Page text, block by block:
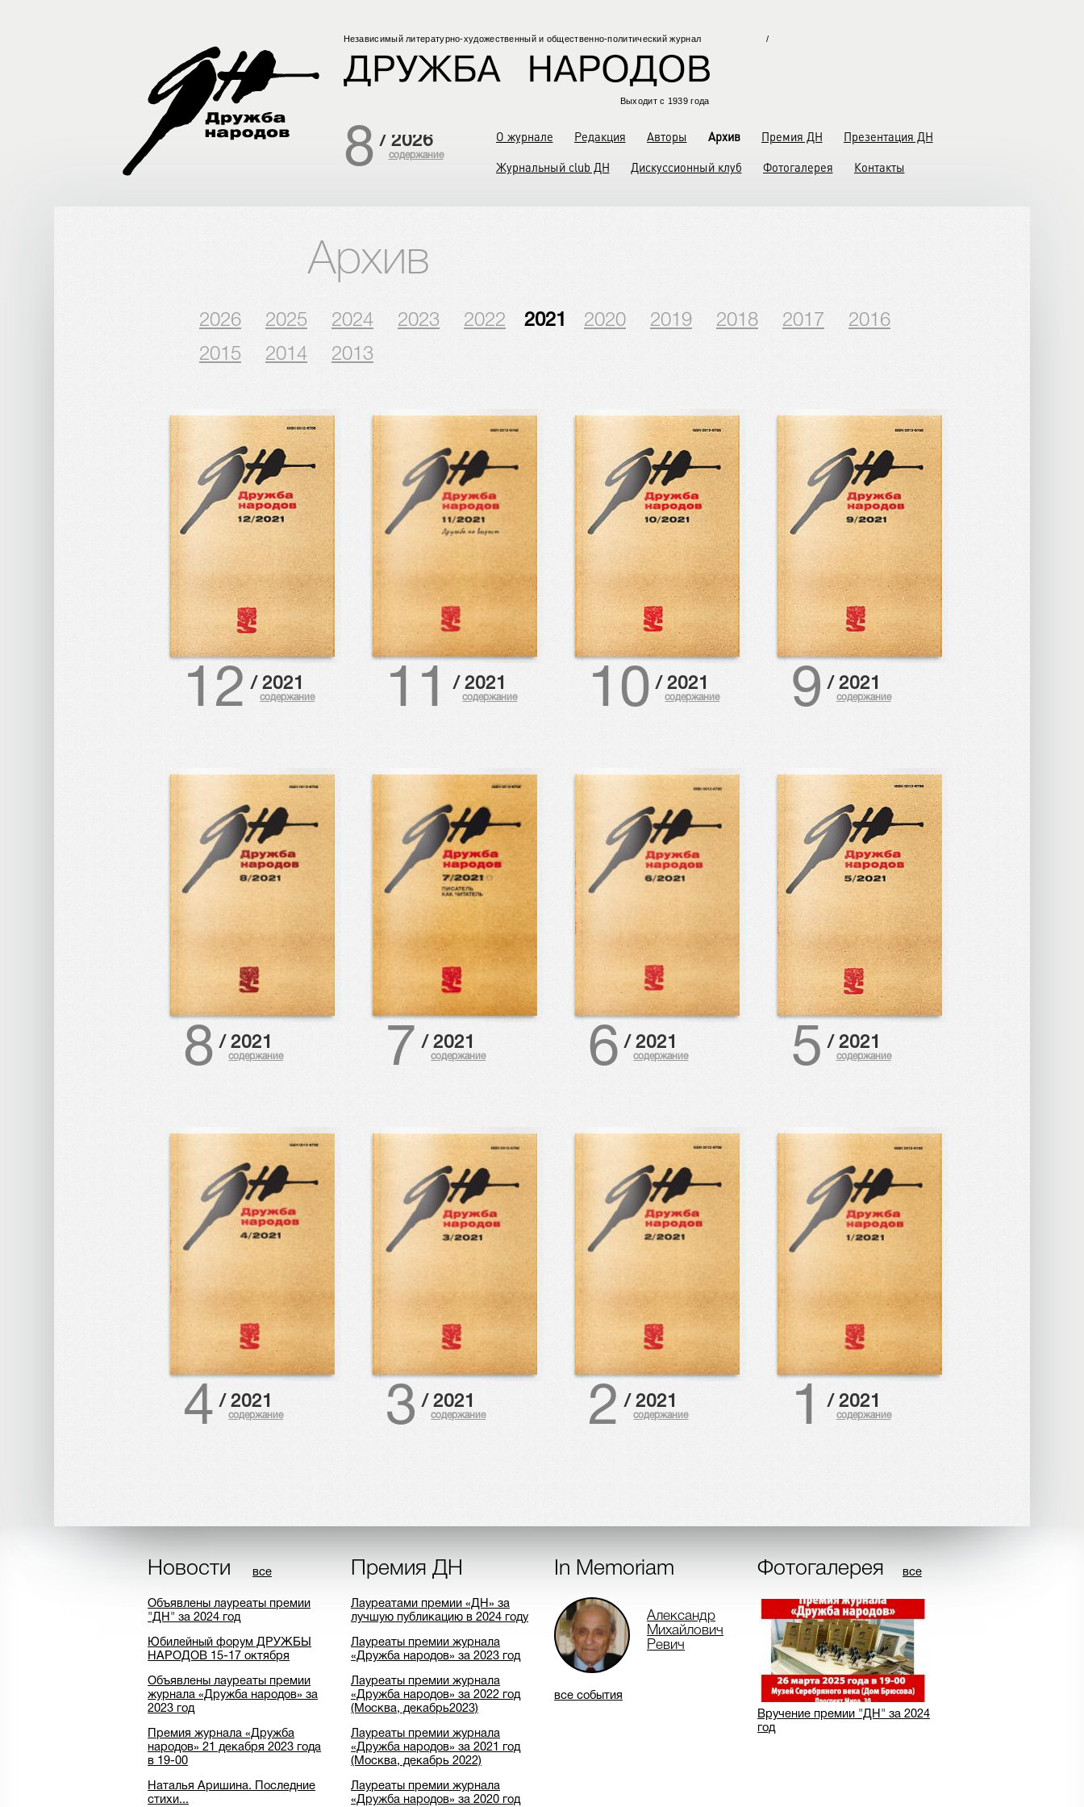
Независимый литературно-художественный и общественно-политический журнал
Выходит с 1939 года
/
8 / 2026
содержание
О журнале Редакция Авторы Архив Премия ДН Презентация ДН
Журнальный club ДН Дискуссионный клуб Фотогалерея Контакты
Архив
2026 2025 2024 2023 2022 2021 2020 2019 2018 2017
2016
2015
2014 2013
12 /2021
содержание 11 /2021
содержание 10 /2021
содержание 9 / 2021
содержание
8 /2021
содержание 7 /2021
содержание 6 /2021
содержание 5 / 2021
содержание
4 /2021
содержание 3 /2021
содержание 2 /2021
содержание 1 / 2021
содержание
Новости
Объявлены лауреаты премии
"ДН" за 2024 год
Юбилейный форум ДРУЖБЫ
НАРОДОВ 15-17 октября
Объявлены лауреаты премии
журнала «Дружба народов» за
2023 год
Премия журнала «Дружба
народов» 21 декабря 2023 года
в 19-00
Наталья Аришина. Последние
стихи...
все Премия ДН
Лауреатами премии «ДН» за
лучшую публикацию в 2024 году
Лауреаты премии журнала
«Дружба народов» за 2023 год
Лауреаты премии журнала
«Дружба народов» за 2022 год
(Москва, декабрь2023)
Лауреаты премии журнала
«Дружба народов» за 2021 год
(Москва, декабрь 2022)
Лауреаты премии журнала
«Дружба народов» за 2020 год
In Memoriam
Александр
Михайлович
Ревич
все события
Фотогалерея
Вручение премии "ДН" за 2024
год
все